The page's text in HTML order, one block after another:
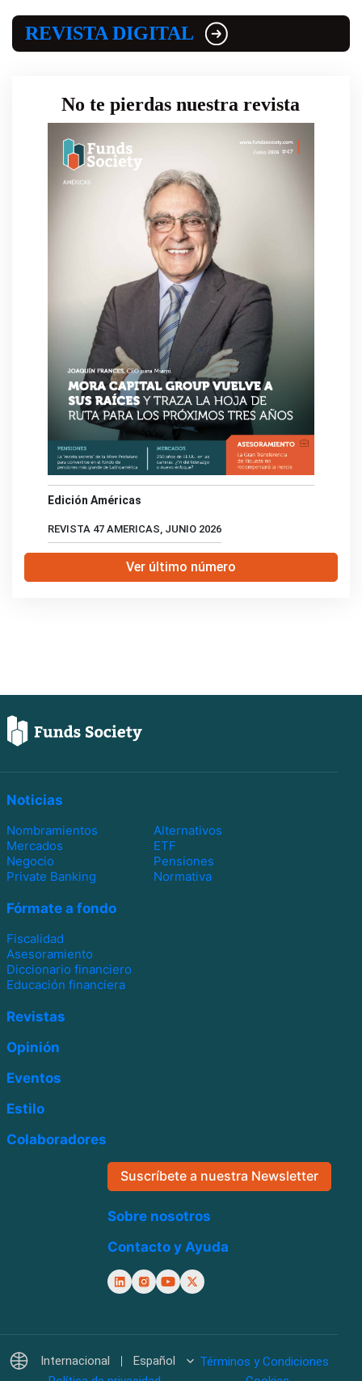
REVISTA DIGITAL
No te pierdas nuestra revista
Edición Américas
REVISTA 47 AMERICAS, JUNIO 2026
Ver último número
Noticias
Nombramientos
Alternativos
Mercados
ETF
Negocio
Pensiones
Private Banking
Normativa
Fórmate a fondo
Fiscalidad
Asesoramiento
Diccionario financiero
Educación financiera
Revistas
Opinión
Eventos
Estilo
Colaboradores
Suscríbete a nuestra Newsletter
Sobre nosotros
Contacto y Ayuda
Internacional Español
Términos y Condiciones